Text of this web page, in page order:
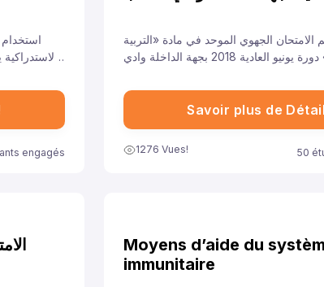
engagés
الامتحان الجهوي الموحد في مادة «التربية
الإسلامية» دورة يونيو العادية 2018 بجهة الداخلة وادي
ونهدف من خلال توفيرنا لهذا النموذج
تلاميذ على الاستعداد الجيد لخوض غمار
Savoir plus de
1276 Vues! 50
Moyens d’aide du
immunitaire